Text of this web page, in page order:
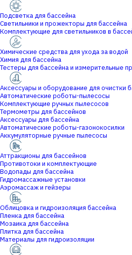
Подсветка для бассейна
Светильники и прожекторы для бассейна
Комплектующие для светильников в
Химические средства для ухода за водой
Химия для бассейна
Тестеры для бассейна и измерительные
Аксессуары и оборудование для очистки
Автоматические роботы-пылесосы
Комплектующие ручных пылесосов
Термометры для бассейнов
Аксессуары для бассейна
Автоматические роботы-газонокосилки
Аккумуляторные ручные пылесосы
Аттракционы для бассейнов
Противотоки и комплектующие
Водопады для бассейна
Гидромассажные установки
Аэромассаж и гейзеры
Облицовка и гидроизоляция бассейна
Пленка для бассейна
Мозаика для бассейна
Плитка для бассейна
Материалы для гидроизоляции